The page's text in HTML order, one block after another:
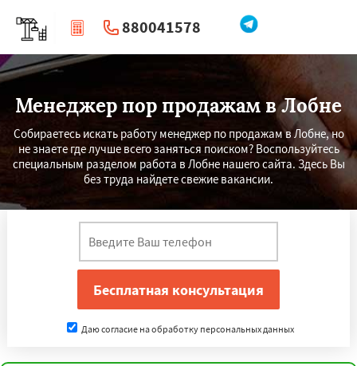
880041578
| Перезвоните мне
Менеджер пор продажам в Лобне
Собираетесь искать работу менеджер по продажам в Лобне, но
не знаете где лучше всего заняться поиском? Воспользуйтесь
специальным разделом работа в Лобне нашего сайта. Здесь Вы
без труда найдете свежие вакансии.
Даю согласие на обработку персональных данных